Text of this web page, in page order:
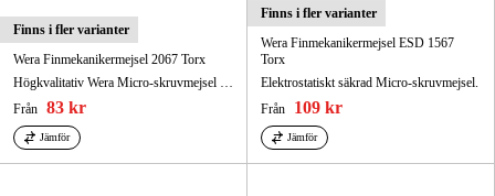
Finns i fler varianter
Wera Finmekanikermejsel 2067 Torx
Högkvalitativ Wera Micro-skruvmejsel för finmekaniska förskruvningar.
Från 83 kr
Jämför
Finns i fler varianter
Wera Finmekanikermejsel ESD 1567
Torx
Elektrostatiskt säkrad Micro-skruvmejsel.
Från
109 kr
Jämför